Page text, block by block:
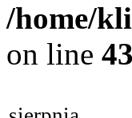
/home/
on line 43